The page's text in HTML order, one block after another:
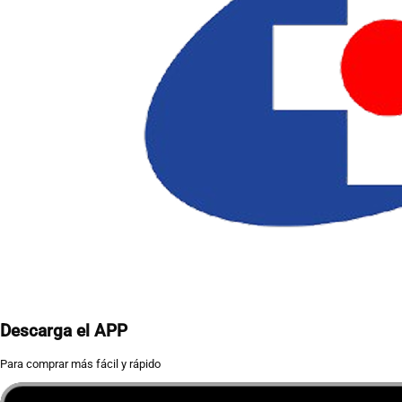
Descarga el APP
Para comprar más fácil y rápido